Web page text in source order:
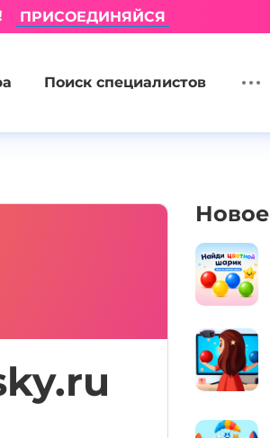
ПРИСОЕДИНЯЙСЯ
Поиск специалистов
Новое